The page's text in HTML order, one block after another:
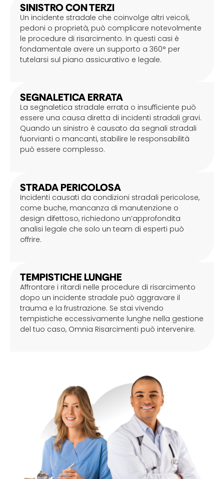
SINISTRO CON TERZI
Un incidente stradale che coinvolge altri veicoli,
pedoni o proprietà, può complicare notevolmente
le procedure di risarcimento. In questi casi è
fondamentale avere un supporto a 360° per
tutelarsi sul piano assicurativo e legale.
SEGNALETICA ERRATA
La segnaletica stradale errata o insufficiente può
essere una causa diretta di incidenti stradali gravi.
Quando un sinistro è causato da segnali stradali
fuorvianti o mancanti, stabilire le responsabilità
può essere complesso.
STRADA PERICOLOSA
Incidenti causati da condizioni stradali pericolose,
come buche, mancanza di manutenzione o
design difettoso, richiedono un’approfondita
analisi legale che solo un team di esperti può
offrire.
TEMPISTICHE LUNGHE
Affrontare i ritardi nelle procedure di risarcimento
dopo un incidente stradale può aggravare il
trauma e la frustrazione. Se stai vivendo
tempistiche eccessivamente lunghe nella gestione
del tuo caso, Omnia Risarcimenti può intervenire.